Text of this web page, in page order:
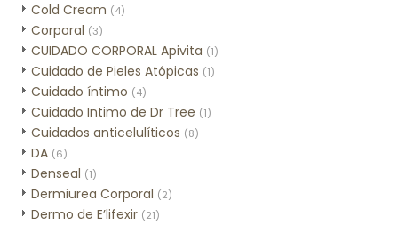
Cold Cream (4)
Corporal (3)
CUIDADO CORPORAL Apivita (1)
Cuidado de Pieles Atópicas (1)
Cuidado íntimo (4)
Cuidado Intimo de Dr Tree (1)
Cuidados anticelulíticos (8)
DA (6)
Denseal (1)
Dermiurea Corporal (2)
Dermo de E’lifexir (21)